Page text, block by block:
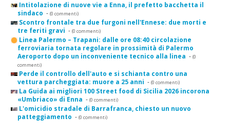
Intitolazione di nuove vie a Enna, il prefetto bacchetta il
sindaco - (0 commenti)
Scontro frontale tra due furgoni nell'Ennese: due morti e
tre feriti gravi - (0 commenti)
Linea Palermo – Trapani: dalle ore 08:40 circolazione
ferroviaria tornata regolare in prossimità di Palermo
Aeroporto dopo un inconveniente tecnico alla linea - (0
commenti)
Perde il controllo dell'auto e si schianta contro una
vettura parcheggiata: muore a 25 anni - (0 commenti)
La Guida ai migliori 100 Street food di Sicilia 2026 incorona
«Umbriaco» di Enna - (0 commenti)
L'omicidio stradale di Barrafranca, chiesto un nuovo
patteggiamento - (0 commenti)